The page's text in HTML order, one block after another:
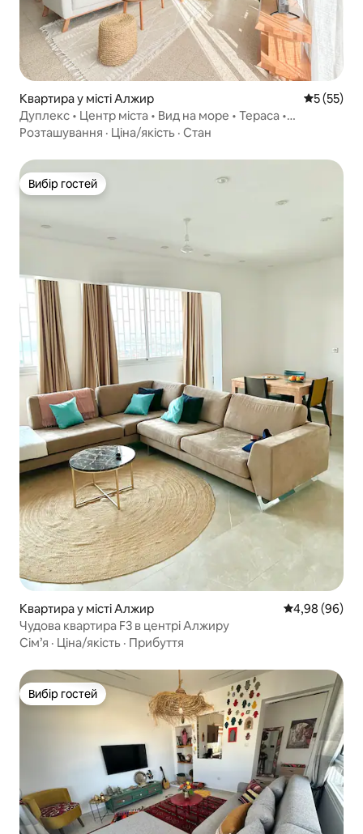
Квартира у місті Алжир Середня
5 (55)
Дуплекс • Центр міста • Вид на море • Тераса •
Кондиціонер
Розташування · Ціна/якість · Стан
Вибір гостей
Вибір гостей
Квартира у місті Алжир Середня
4,98 (96)
Чудова квартира F3 в центрі Алжиру
Сім’я · Ціна/якість · Прибуття
Вибір гостей
Вибір гостей